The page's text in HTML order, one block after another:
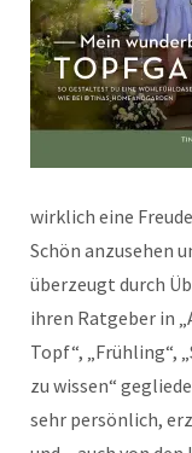
wirklich eine
Schön anzusehen
überzeugt durch
ihren Ratgeber in
Topf“, „Frühling“,
zu wissen“
sehr persönlich,